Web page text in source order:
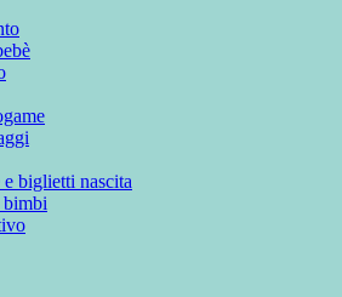
biglietti nascita
bimbi